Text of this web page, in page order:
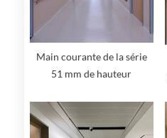
Main courante de la série
51 mm de hauteur